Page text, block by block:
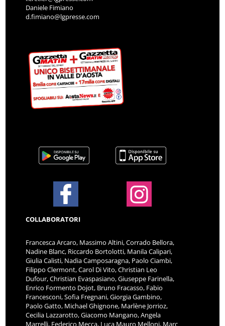
Daniele Fimiano
d.fimiano@lgpresse.com
COLLABORATORI
Francesca Arcaro, Massimo Altini, Corrado Bellora,
Nadine Blanc, Riccardo Bortolotti, Manila Calipari,
Giulia Calisti, Nadia Camposaragna, Paolo Ciambi,
Filippo Clermont, Carol Di Vito, Christian Leo
Dufour, Christian Evaspasiano, Giuseppe Farinella,
Enrico Formento Dojot, Bruno Fracasso, Fabio
Francesconi, Sofia Fregnani, Giorgia Gambino,
Paolo Gatto, Michael Ghignone, Marlène Jorrioz,
Cecilia Lazzarotto, Giacomo Mangano, Angela
Marrelli, Federico Mecca, Luca Mauro Melloni, Marc